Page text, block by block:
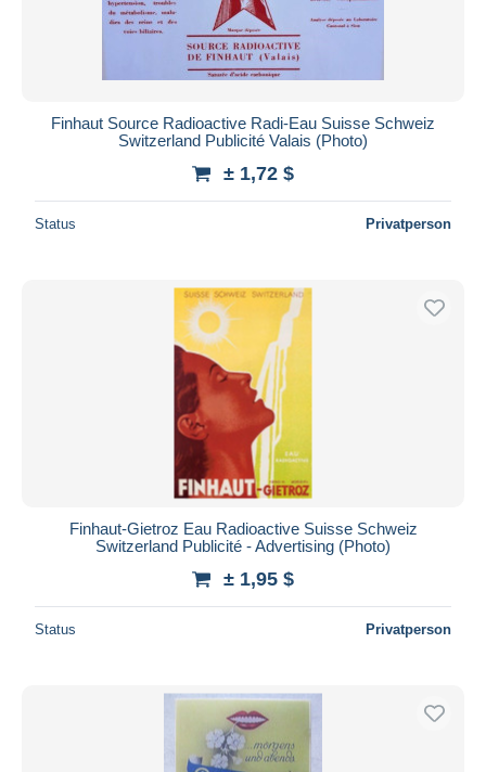
Finhaut Source Radioactive Radi-Eau Suisse Schweiz
Switzerland Publicité Valais (Photo)
± 1,72 $
Status Privatperson
Finhaut-Gietroz Eau Radioactive Suisse Schweiz
Switzerland Publicité - Advertising (Photo)
± 1,95 $
Status Privatperson